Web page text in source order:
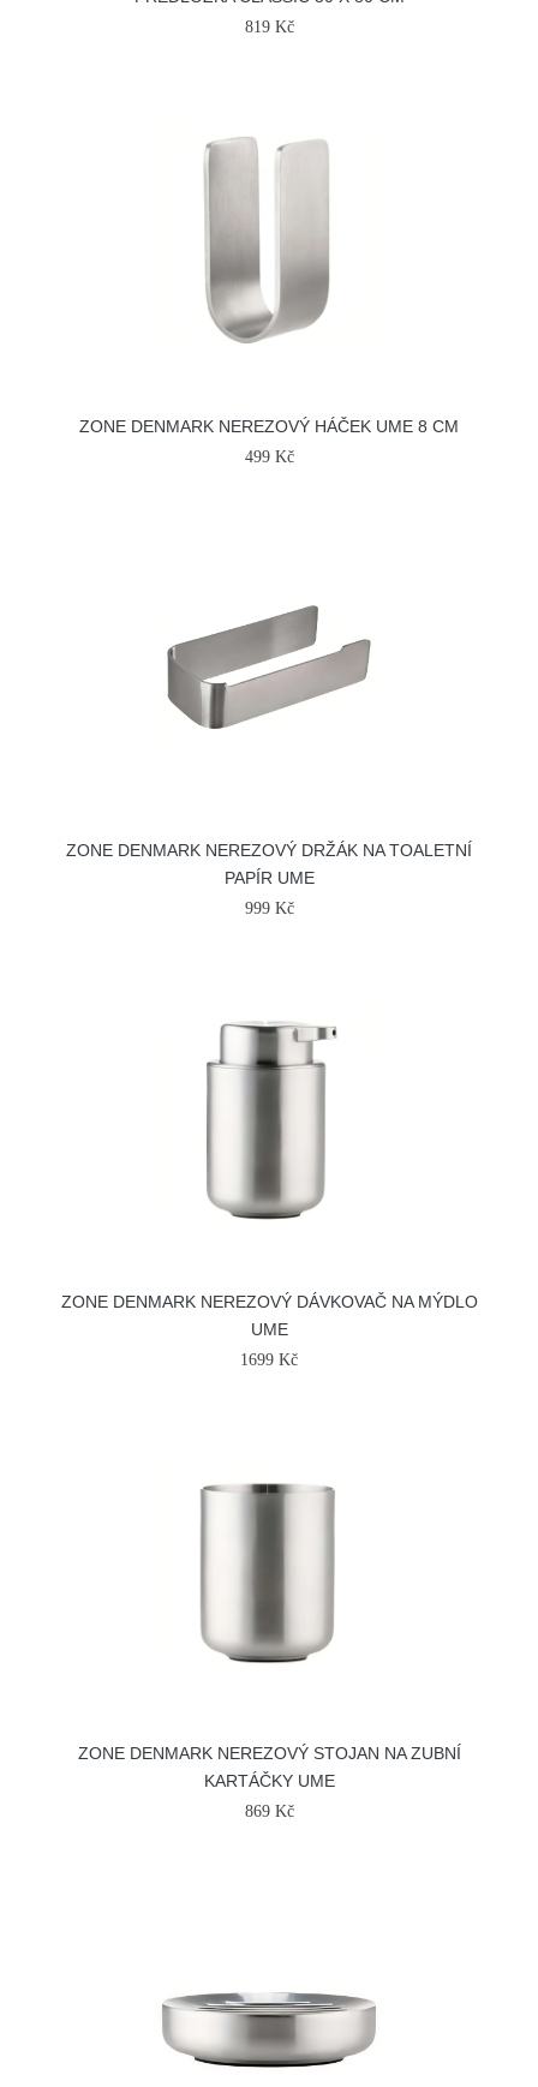
819 Kč
ZONE DENMARK NEREZOVÝ HÁČEK UME 8 CM
499 Kč
ZONE DENMARK NEREZOVÝ DRŽÁK NA TOALETNÍ
PAPÍR UME
999 Kč
ZONE DENMARK NEREZOVÝ DÁVKOVAČ NA MÝDLO
UME
1699 Kč
ZONE DENMARK NEREZOVÝ STOJAN NA ZUBNÍ
KARTÁČKY UME
869 Kč